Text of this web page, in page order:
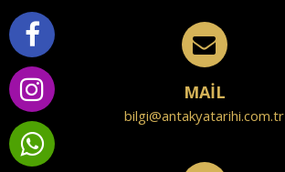
MAİL
bilgi@antakyatarihi.com.tr